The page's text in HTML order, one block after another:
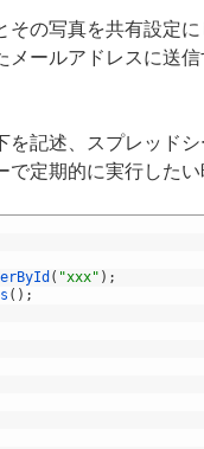
その写真を共有設定
メールアドレスに送
を記述、スプレッド
定期的に実行したい
( "xxx" ) ;
( ) ;